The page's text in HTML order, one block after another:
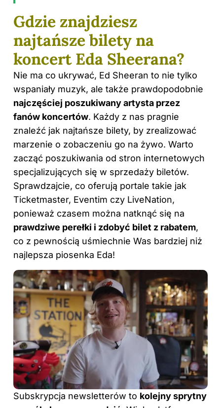
Gdzie znajdziesz
najtańsze bilety na
koncert Eda Sheerana?
Nie ma co ukrywać, Ed Sheeran to nie tylko
wspaniały muzyk, ale także prawdopodobnie
najczęściej poszukiwany artysta przez
fanów koncertów. Każdy z nas pragnie
znaleźć jak najtańsze bilety, by zrealizować
marzenie o zobaczeniu go na żywo. Warto
zacząć poszukiwania od stron internetowych
specjalizujących się w sprzedaży biletów.
Sprawdzajcie, co oferują portale takie jak
Ticketmaster, Eventim czy LiveNation,
ponieważ czasem można natknąć się na
prawdziwe perełki i zdobyć bilet z rabatem,
co z pewnością uśmiechnie Was bardziej niż
najlepsza piosenka Eda!
Subskrypcja newsletterów to kolejny sprytny